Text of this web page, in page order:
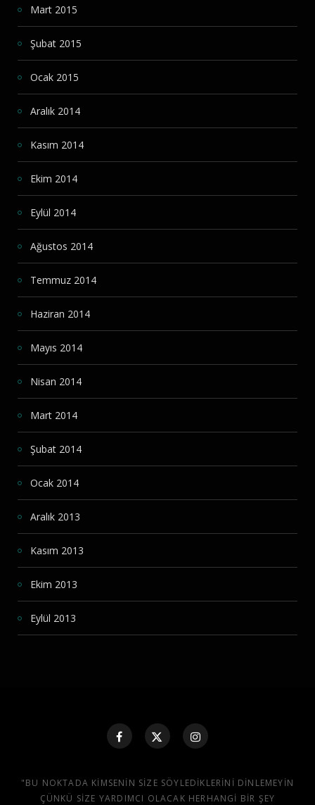
Mart 2015
Şubat 2015
Ocak 2015
Aralık 2014
Kasım 2014
Ekim 2014
Eylül 2014
Ağustos 2014
Temmuz 2014
Haziran 2014
Mayıs 2014
Nisan 2014
Mart 2014
Şubat 2014
Ocak 2014
Aralık 2013
Kasım 2013
Ekim 2013
Eylül 2013
"BU NOKTADA KIMSENIN SIZE SÖYLEDIKLERINI DINLEMEYIN
ÇÜNKÜ SIZE YARDIMCI OLACAK HERHANGI BIR ŞEY